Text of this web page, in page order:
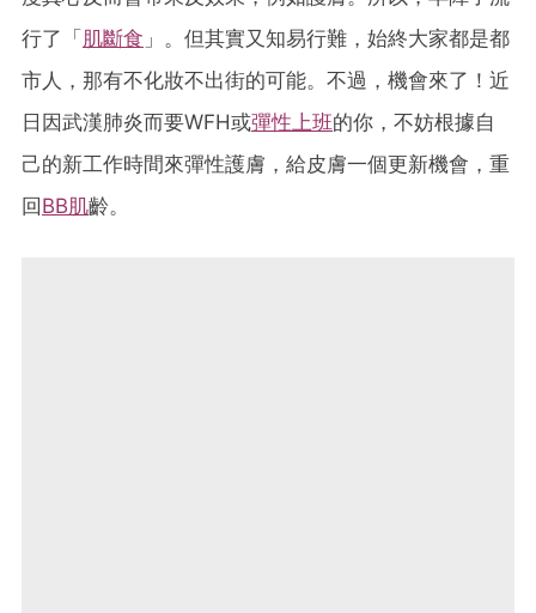
行了「肌斷食 」。但其實又知易行難，始終大家都是都
市人，那有不化妝不出街的可能。不過，機會來了！近
日因武漢肺炎而要WFH或彈性上班的你，不妨根據自
己的新工作時間來彈性護膚，給皮膚一個更新機會，重
回BB肌齡。